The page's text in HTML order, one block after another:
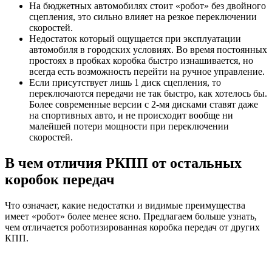
На бюджетных автомобилях стоит «робот» без двойного
сцепления, это сильно влияет на резкое переключении
скоростей.
Недостаток который ощущается при эксплуатации
автомобиля в городских условиях. Во время постоянных
простоях в пробках коробка быстро изнашивается, но
всегда есть возможность перейти на ручное управление.
Если присутствует лишь 1 диск сцепления, то
переключаются передачи не так быстро, как хотелось бы.
Более современные версии с 2-мя дисками ставят даже
на спортивных авто, и не происходит вообще ни
малейшей потери мощности при переключении
скоростей.
В чем отличия РКПП от остальных
коробок передач
Что означает, какие недостатки и видимые преимущества
имеет «робот» более менее ясно. Предлагаем больше узнать,
чем отличается роботизированная коробка передач от других
КПП.